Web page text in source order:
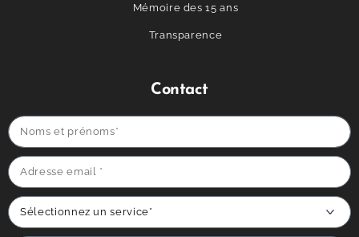
Mémoire des 15 ans
Transparence
Contact